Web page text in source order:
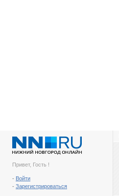
Привет, Гость !
- Войти
- Зарегистрироваться